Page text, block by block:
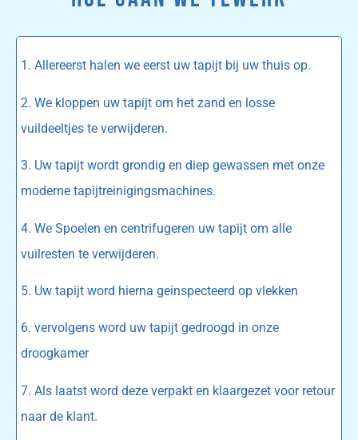
1. Allereerst halen we eerst uw tapijt bij uw thuis op.
2. We kloppen uw tapijt om het zand en losse
vuildeeltjes te verwijderen.
3. Uw tapijt wordt grondig en diep gewassen met onze
moderne tapijtreinigingsmachines.
4. We Spoelen en centrifugeren uw tapijt om alle
vuilresten te verwijderen.
5. Uw tapijt word hierna geinspecteerd op vlekken
6. vervolgens word uw tapijt gedroogd in onze
droogkamer
7. Als laatst word deze verpakt en klaargezet voor retour
naar de klant.